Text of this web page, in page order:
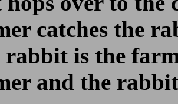
catches the
is the
and the